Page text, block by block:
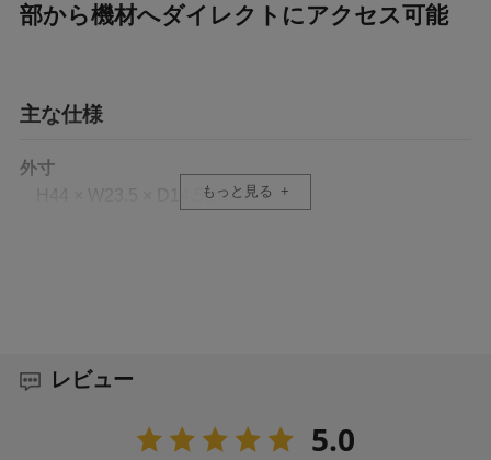
部から機材へダイレクトにアクセス可能
主な仕様
外寸
H44 × W23.5 × D14.5cmもっと見る
レビュー
5.0